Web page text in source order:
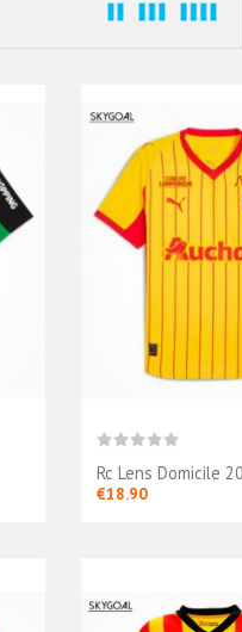
Rc Lens Domicile
€18.90